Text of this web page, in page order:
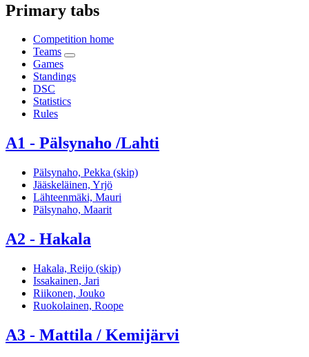
Primary tabs
Competition home
Teams
Games
Standings
DSC
Statistics
Rules
A1 - Pälsynaho /Lahti
Pälsynaho, Pekka (skip)
Jääskeläinen, Yrjö
Lähteenmäki, Mauri
Pälsynaho, Maarit
A2 - Hakala
Hakala, Reijo (skip)
Issakainen, Jari
Riikonen, Jouko
Ruokolainen, Roope
A3 - Mattila / Kemijärvi